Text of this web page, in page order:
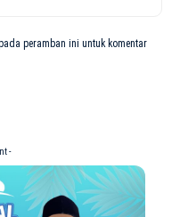
peramban ini untuk komentar
-